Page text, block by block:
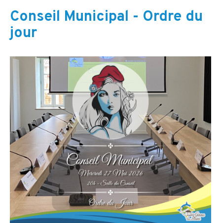
Conseil Municipal - Ordre du
jour